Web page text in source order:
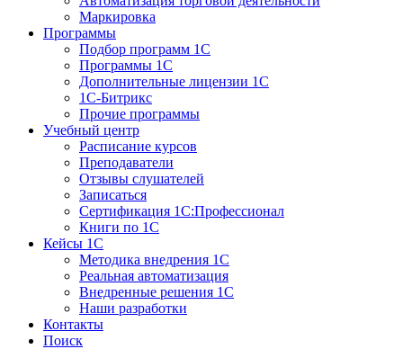
Маркировка
Программы
Подбор программ 1С
Программы 1С
Дополнительные лицензии 1С
1С-Битрикс
Прочие программы
Учебный центр
Расписание курсов
Преподаватели
Отзывы слушателей
Записаться
Сертификация 1С:Профессионал
Книги по 1С
Кейсы 1С
Методика внедрения 1С
Реальная автоматизация
Внедренные решения 1С
Наши разработки
Контакты
Поиск